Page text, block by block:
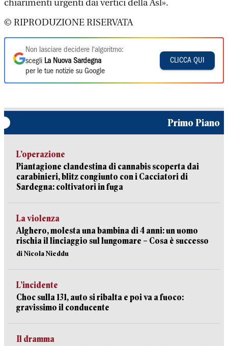
chiarimenti urgenti dai vertici della Asl».
© RIPRODUZIONE RISERVATA
Non lasciare decidere l'algoritmo:
scegli La Nuova Sardegna
per le tue notizie su Google
CLICCA QUI
Primo Piano
L’operazione
Piantagione clandestina di cannabis scoperta dai
carabinieri, blitz congiunto con i Cacciatori di
Sardegna: coltivatori in fuga
La violenza
Alghero, molesta una bambina di 4 anni: un uomo
rischia il linciaggio sul lungomare – Cosa è successo
di Nicola Nieddu
L’incidente
Choc sulla 131, auto si ribalta e poi va a fuoco:
gravissimo il conducente
Il dramma